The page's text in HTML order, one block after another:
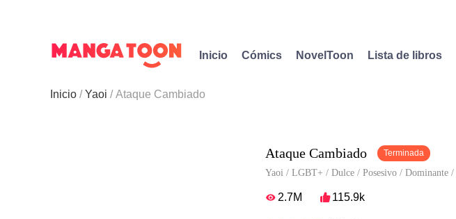
Inicio Cómics NovelToon Lista de libros
Inicio Yaoi Ataque Cambiado
Ataque Cambiado Terminada
Yaoi / LGBT+ / Dulce / Posesivo / Dominante /
 2.7M 115.9k